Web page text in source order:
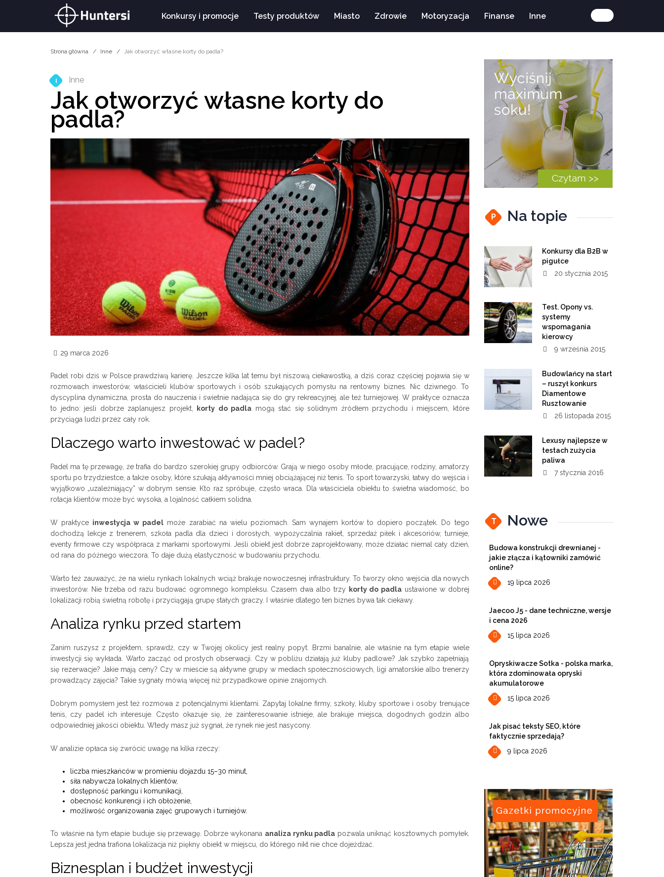
Konkursy i promocje Testy produktów Miasto Zdrowie Motoryzacja Finanse Inne
Strona główna Inne Jak otworzyć własne korty do padla?
Inne
Jak otworzyć własne korty do
padla?
29 marca 2026
Padel robi dziś w Polsce prawdziwą karierę. Jeszcze kilka lat temu był niszową ciekawostką, a dziś coraz częściej pojawia się w
rozmowach inwestorów, właścicieli klubów sportowych i osób szukających pomysłu na rentowny biznes. Nic dziwnego. To
dyscyplina dynamiczna, prosta do nauczenia i świetnie nadająca się do gry rekreacyjnej, ale też turniejowej. W praktyce oznacza
to jedno: jeśli dobrze zaplanujesz projekt,
korty do padla mogą stać się solidnym źródłem przychodu i miejscem, które
przyciąga ludzi przez cały rok.
Dlaczego warto inwestować w padel?
Padel ma tę przewagę, że trafia do bardzo szerokiej grupy odbiorców. Grają w niego osoby młode, pracujące, rodziny, amatorzy
sportu po trzydziestce, a także osoby, które szukają aktywności mniej obciążającej niż tenis. To sport towarzyski, łatwy do wejścia i
wyjątkowo „uzależniający” w dobrym sensie. Kto raz spróbuje, często wraca. Dla właściciela obiektu to świetna wiadomość, bo
rotacja klientów może być wysoka, a lojalność całkiem solidna.
W praktyce inwestycja w padel może zarabiać na wielu poziomach. Sam wynajem kortów to dopiero początek. Do tego
dochodzą lekcje z trenerem, szkoła padla dla dzieci i dorosłych, wypożyczalnia rakiet, sprzedaż piłek i akcesoriów, turnieje,
eventy firmowe czy współpraca z markami sportowymi. Jeśli obiekt jest dobrze zaprojektowany, może działać niemal cały dzień,
od rana do późnego wieczora. To daje dużą elastyczność w budowaniu przychodu.
Warto też zauważyć, że na wielu rynkach lokalnych wciąż brakuje nowoczesnej infrastruktury. To tworzy okno wejścia dla nowych
inwestorów. Nie trzeba od razu budować ogromnego kompleksu. Czasem dwa albo trzy korty do padla ustawione w dobrej
lokalizacji robią świetną robotę i przyciągają grupę stałych graczy. I właśnie dlatego ten biznes bywa tak ciekawy.
Analiza rynku przed startem
Zanim ruszysz z projektem, sprawdź, czy w Twojej okolicy jest realny popyt. Brzmi banalnie, ale właśnie na tym etapie wiele
inwestycji się wykłada. Warto zacząć od prostych obserwacji. Czy w pobliżu działają już kluby padlowe? Jak szybko zapełniają
się rezerwacje? Jakie mają ceny? Czy w mieście są aktywne grupy w mediach społecznościowych, ligi amatorskie albo trenerzy
prowadzący zajęcia? Takie sygnały mówią więcej niż przypadkowe opinie znajomych.
Dobrym pomysłem jest też rozmowa z potencjalnymi klientami. Zapytaj lokalne firmy, szkoły, kluby sportowe i osoby trenujące
tenis, czy padel ich interesuje. Często okazuje się, że zainteresowanie istnieje, ale brakuje miejsca, dogodnych godzin albo
odpowiedniej jakości obiektu. Wtedy masz już sygnał, że rynek nie jest nasycony.
W analizie opłaca się zwrócić uwagę na kilka rzeczy:
liczba mieszkańców w promieniu dojazdu 15–30 minut,
siła nabywcza lokalnych klientów,
dostępność parkingu i komunikacji,
obecność konkurencji i ich obłożenie,
możliwość organizowania zajęć grupowych i turniejów.
To właśnie na tym etapie buduje się przewagę. Dobrze wykonana analiza rynku padla pozwala uniknąć kosztownych pomyłek.
Lepsza jest jedna trafiona lokalizacja niż piękny obiekt w miejscu, do którego nikt nie chce dojeżdżać.
Biznesplan i budżet inwestycji
P Na topie
Konkursy dla B2B w
pigułce
20 stycznia 2015
Test. Opony vs.
systemy
wspomagania
kierowcy
9 września 2015
Budowlańcy na start
– ruszył konkurs
Diamentowe
Rusztowanie
26 listopada 2015
Lexusy najlepsze w
testach zużycia
paliwa
7 stycznia 2016
T Nowe
Budowa konstrukcji drewnianej -
jakie złącza i kątowniki zamówić
online?
19 lipca 2026
Jaecoo J5 - dane techniczne, wersje
i cena 2026
15 lipca 2026
Opryskiwacze Sotka - polska marka,
która zdominowała opryski
akumulatorowe
15 lipca 2026
Jak pisać teksty SEO, które
faktycznie sprzedają?
9 lipca 2026